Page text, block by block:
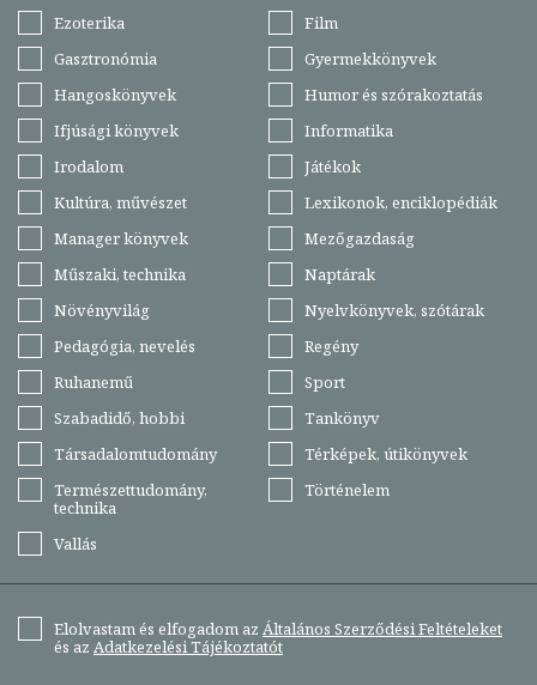
Ezoterika
Film
Gasztronómia
Gyermekkönyvek
Hangoskönyvek
Humor és szórakoztatás
Ifjúsági könyvek
Informatika
Irodalom
Játékok
Kultúra, művészet
Lexikonok, enciklopédiák
Manager könyvek
Mezőgazdaság
Műszaki, technika
Naptárak
Növényvilág
Nyelvkönyvek, szótárak
Pedagógia, nevelés
Regény
Ruhanemű
Sport
Szabadidő, hobbi
Tankönyv
Társadalomtudomány
Térképek, útikönyvek
Természettudomány,
technika
Történelem
Vallás
Elolvastam és elfogadom az Általános Szerződési Feltételeket
és az Adatkezelési Tájékoztatót